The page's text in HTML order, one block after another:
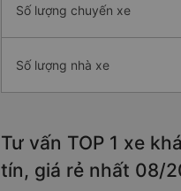
Số lượng chuyến xe
Số lượng nhà xe
Tư vấn TOP 1 xe
tín, giá rẻ nhất 08/